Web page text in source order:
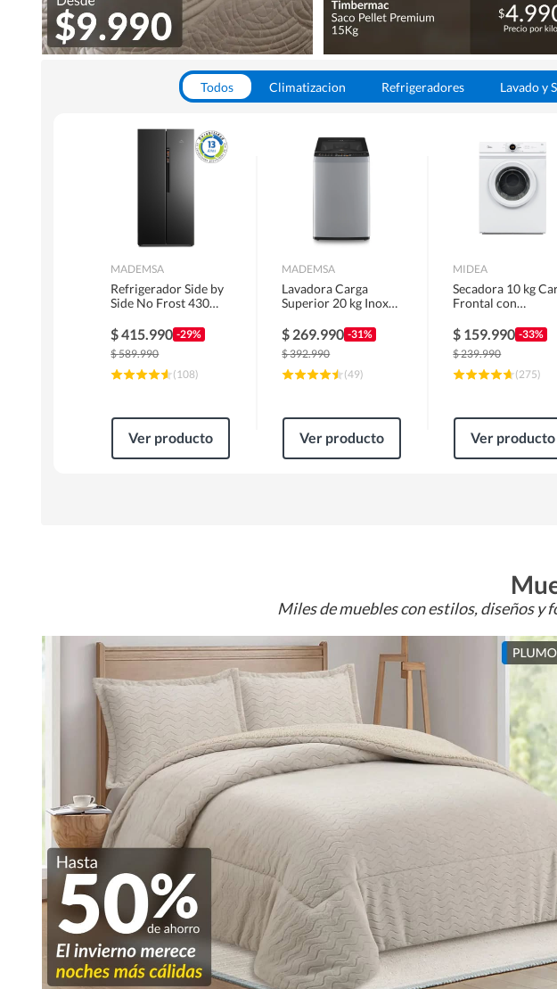
Todos Climatizacion Refrigeradores Lavado y
MADEMSA
Refrigerador Side by
Side No Frost 430
MAS430B
$415.990 -29%
$589.990
(108)
Ver producto
MADEMSA
Lavadora Carga
Superior 20 kg Inox
$ 269.990 -31%
$392.990
(49)
Ver producto
MIDEA
Secadora 10 kg
Frontal con
MD100A100/W2
$ 159.990 -33%
$239.990
(275)
Ver producto
Miles de muebles con estilos, diseños y